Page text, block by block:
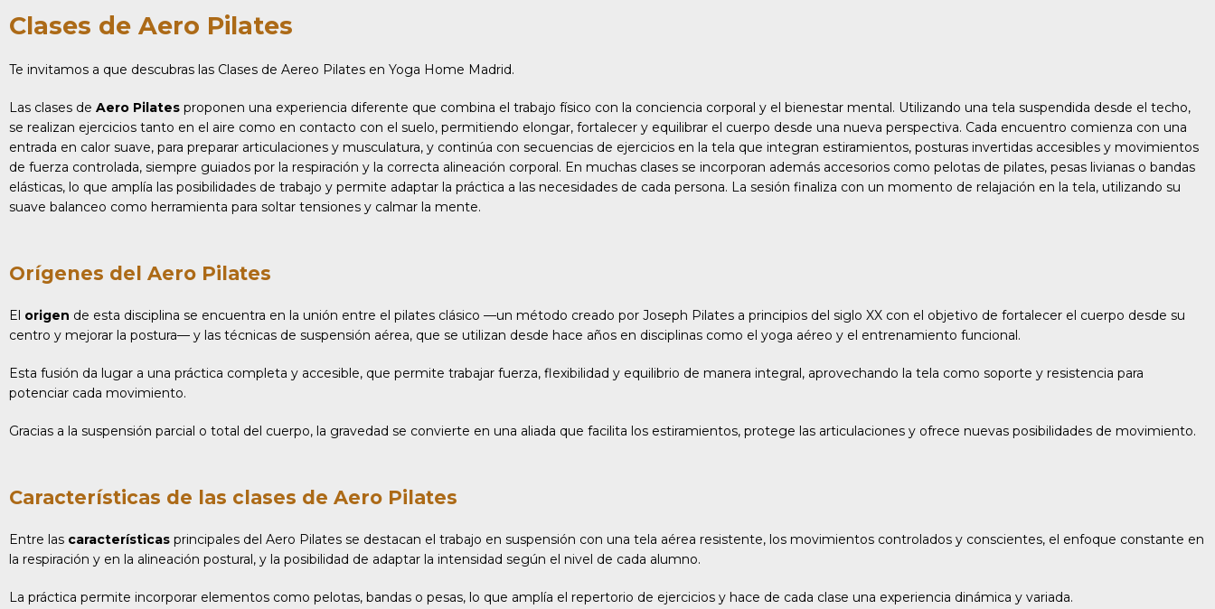
Clases de Aero Pilates
Te invitamos a que descubras las Clases de Aereo Pilates en Yoga Home Madrid.
Las clases de Aero Pilates proponen una experiencia diferente que combina el trabajo físico con la conciencia corporal y el bienestar mental. Utilizando una tela suspendida desde el techo,
se realizan ejercicios tanto en el aire como en contacto con el suelo, permitiendo elongar, fortalecer y equilibrar el cuerpo desde una nueva perspectiva. Cada encuentro comienza con una
entrada en calor suave, para preparar articulaciones y musculatura, y continúa con secuencias de ejercicios en la tela que integran estiramientos, posturas invertidas accesibles y movimientos
de fuerza controlada, siempre guiados por la respiración y la correcta alineación corporal. En muchas clases se incorporan además accesorios como pelotas de pilates, pesas livianas o bandas
elásticas, lo que amplía las posibilidades de trabajo y permite adaptar la práctica a las necesidades de cada persona. La sesión finaliza con un momento de relajación en la tela, utilizando su
suave balanceo como herramienta para soltar tensiones y calmar la mente.
Orígenes del Aero Pilates
El origen de esta disciplina se encuentra en la unión entre el pilates clásico —un método creado por Joseph Pilates a principios del siglo XX con el objetivo de fortalecer el cuerpo desde su
centro y mejorar la postura— y las técnicas de suspensión aérea, que se utilizan desde hace años en disciplinas como el yoga aéreo y el entrenamiento funcional.
Esta fusión da lugar a una práctica completa y accesible, que permite trabajar fuerza, flexibilidad y equilibrio de manera integral, aprovechando la tela como soporte y resistencia para
potenciar cada movimiento.
Gracias a la suspensión parcial o total del cuerpo, la gravedad se convierte en una aliada que facilita los estiramientos, protege las articulaciones y ofrece nuevas posibilidades de movimiento.
Características de las clases de Aero Pilates
Entre las características principales del Aero Pilates se destacan el trabajo en suspensión con una tela aérea resistente, los movimientos controlados y conscientes, el enfoque constante en
la respiración y en la alineación postural, y la posibilidad de adaptar la intensidad según el nivel de cada alumno.
La práctica permite incorporar elementos como pelotas, bandas o pesas, lo que amplía el repertorio de ejercicios y hace de cada clase una experiencia dinámica y variada.